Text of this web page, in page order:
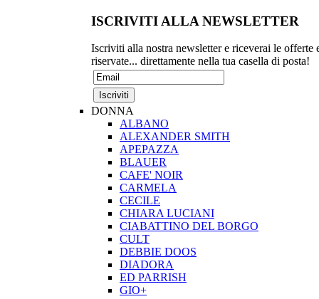
ISCRIVITI ALLA NEWSLETTER
Iscriviti alla nostra newsletter e riceverai le offerte
riservate... direttamente nella tua casella di posta!
DONNA
ALBANO
ALEXANDER SMITH
APEPAZZA
BLAUER
CAFE' NOIR
CARMELA
CECILE
CHIARA LUCIANI
CIABATTINO DEL BORGO
CULT
DEBBIE DOOS
DIADORA
ED PARRISH
GIO+